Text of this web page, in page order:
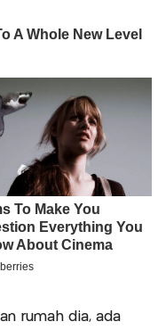
rumah dia, ada